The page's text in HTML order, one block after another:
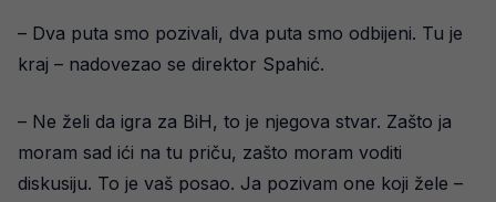
– Dva puta smo pozivali, dva puta smo odbijeni. Tu je
kraj – nadovezao se direktor Spahić.
– Ne želi da igra za BiH, to je njegova stvar. Zašto ja
moram sad ići na tu priču, zašto moram voditi
diskusiju. To je vaš posao. Ja pozivam one koji žele –